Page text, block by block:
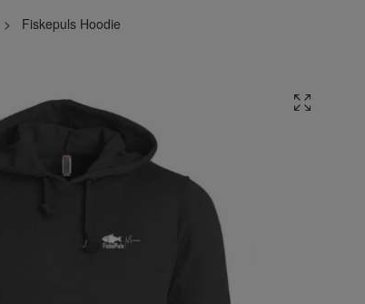
Fiskepuls Hoodie